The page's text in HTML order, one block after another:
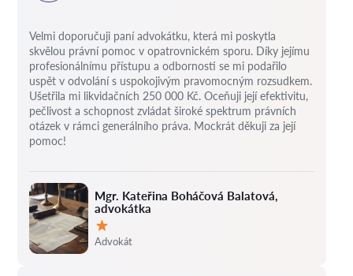
Mgr. Kateřina Boháčová Balatová,
advokátka
Hodnocení:
Advokát
Velmi doporučuji paní advokátku, která mi poskytla
skvělou právní pomoc v opatrovnickém sporu. Díky jejímu
profesionálnímu přístupu a odbornosti se mi podařilo
uspět v odvolání s uspokojivým pravomocným rozsudkem.
Ušetřila mi likvidačních 250 000 Kč. Oceňuji její efektivitu,
pečlivost a schopnost zvládat široké spektrum právních
otázek v rámci generálního práva. Mockrát děkuji za její
pomoc!